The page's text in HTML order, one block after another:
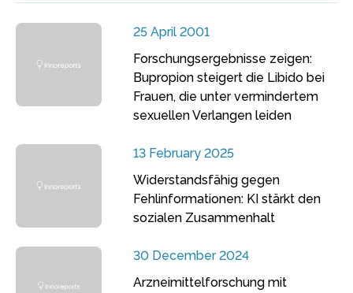
25 April 2001
Forschungsergebnisse zeigen:
Bupropion steigert die Libido bei
Frauen, die unter vermindertem
sexuellen Verlangen leiden
13 February 2025
Widerstandsfähig gegen
Fehlinformationen: KI stärkt den
sozialen Zusammenhalt
30 December 2024
Arzneimittelforschung mit